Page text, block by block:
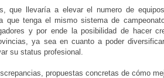
que llevaría a elevar el numero de
que tenga el mismo sistema de
y por ende la posibilidad de hacer
ya sea en cuanto a poder
su status profesional.
propuestas concretas de cómo